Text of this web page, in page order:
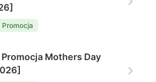
Promocja
Mothers Day